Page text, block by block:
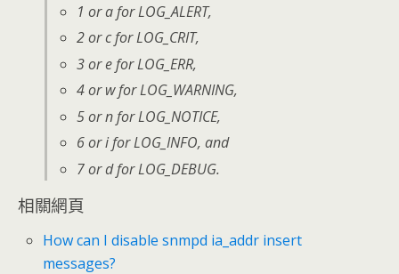
1 or a for LOG_ALERT,
2 or c for LOG_CRIT,
3 or e for LOG_ERR,
4 or w for LOG_WARNING,
5 or n for LOG_NOTICE,
6 or i for LOG_INFO, and
7 or d for LOG_DEBUG.
相關網頁
How can I disable snmpd ia_addr insert
messages?